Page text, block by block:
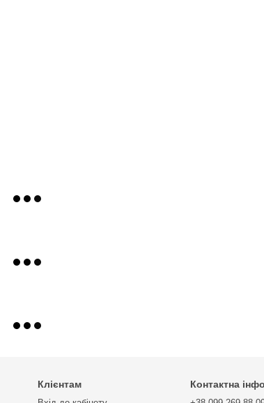
Клієнтам Контактна